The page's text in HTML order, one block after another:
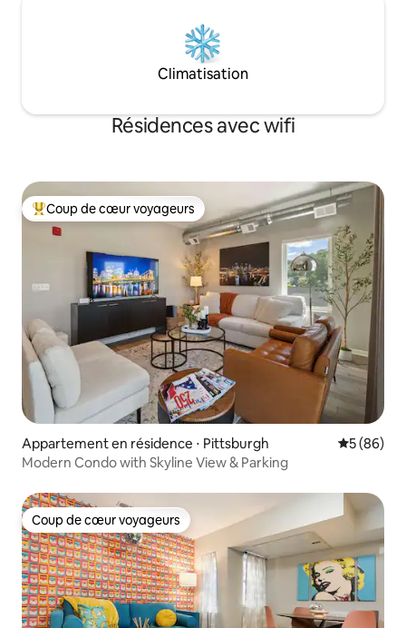
Climatisation
Résidences avec wifi
Coups de cœur voyageurs les plus appréciés
Coup de cœur voyageurs
Appartement en résidence ⋅ Pittsburgh
5 (86)
Modern Condo with Skyline View & Parking
Coup de cœur voyageurs
Coup de cœur voyageurs